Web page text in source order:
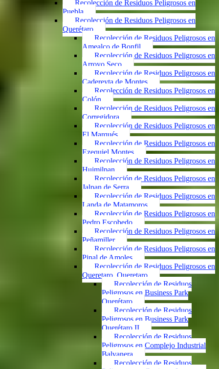
Recolección de Residuos Peligrosos en
Puebla
Recolección de Residuos Peligrosos en
Querétaro
Recolección de Residuos Peligrosos en
Amealco de Bonfil
Recolección de Residuos Peligrosos en
Arroyo Seco
Recolección de Residuos Peligrosos en
Cadereyta de Montes
Recolección de Residuos Peligrosos en
Colón
Recolección de Residuos Peligrosos en
Corregidora
Recolección de Residuos Peligrosos en
El Marqués
Recolección de Residuos Peligrosos en
Ezequiel Montes
Recolección de Residuos Peligrosos en
Huimilpan
Recolección de Residuos Peligrosos en
Jalpan de Serra
Recolección de Residuos Peligrosos en
Landa de Matamoros
Recolección de Residuos Peligrosos en
Pedro Escobedo
Recolección de Residuos Peligrosos en
Peñamiller
Recolección de Residuos Peligrosos en
Pinal de Amoles
Recolección de Residuos Peligrosos en
Queretaro, Queretaro
Recolección de Residuos
Peligrosos en Business Park
Querétaro
Recolección de Residuos
Peligrosos en Business Park
Querétaro II
Recolección de Residuos
Peligrosos en Complejo Industrial
Balvanera
Recolección de Residuos